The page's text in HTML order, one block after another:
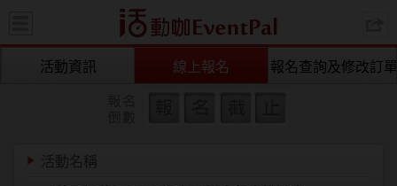
活動
活動資訊 線上報名 報名查詢及修改訂
活動名稱